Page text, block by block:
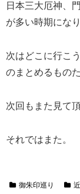
日本三大厄神、
が多い時期にな
次はどこに行こ
のまとめるもの
次回もまた見て
それではまた。
御朱印巡り